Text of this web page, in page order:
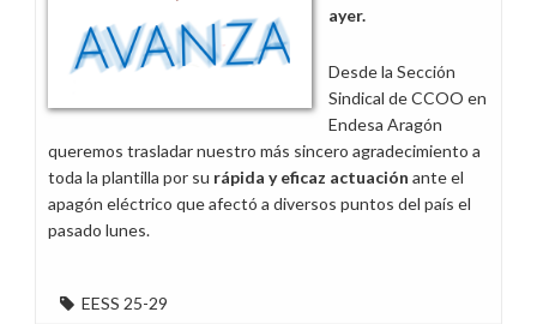
ayer.
Desde la Sección
Sindical de CCOO en
Endesa Aragón
queremos trasladar nuestro más sincero agradecimiento a
toda la plantilla por su rápida y eficaz actuación ante el
apagón eléctrico que afectó a diversos puntos del país el
pasado lunes.
EESS 25-29